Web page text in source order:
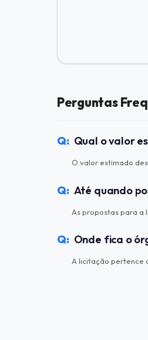
Perguntas
Qual o valor
O valor estimado
Até quando
As propostas para
Onde fica o
A licitação pertence a